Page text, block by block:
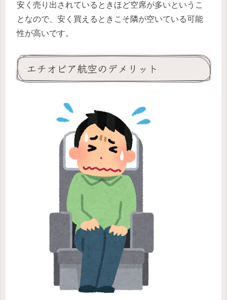
安く売り出されているときほど空席が多いというこ
となので、安く買えるときこそ隣が空いている可能
性が高いです。
エチオピア航空のデメリット